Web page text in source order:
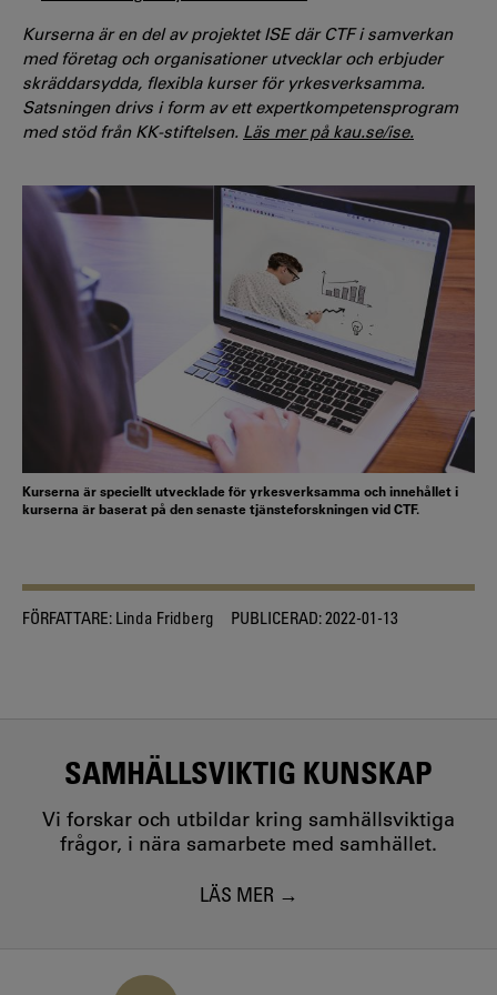
Kurserna är en del av projektet ISE där CTF i samverkan
med företag och organisationer utvecklar och erbjuder
skräddarsydda, flexibla kurser för yrkesverksamma.
Satsningen drivs i form av ett expertkompetensprogram
med stöd från KK-stiftelsen. Läs mer på kau.se/ise.
Kurserna är speciellt utvecklade för yrkesverksamma och innehållet i
kurserna är baserat på den senaste tjänsteforskningen vid CTF.
FÖRFATTARE: Linda Fridberg PUBLICERAD:2022-01-13
SAMHÄLLSVIKTIG KUNSKAP
Vi forskar och utbildar kring samhällsviktiga
frågor, i nära samarbete med samhället.
LÄS MER